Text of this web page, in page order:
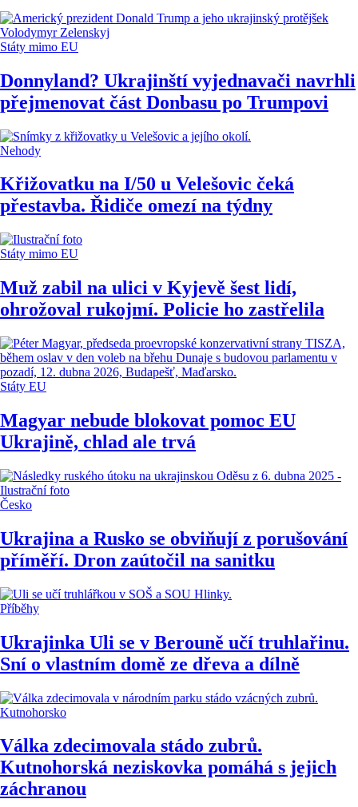
Státy mimo EU
Donnyland? Ukrajinští vyjednavači navrhli
přejmenovat část Donbasu po Trumpovi
Nehody
Křižovatku na I/50 u Velešovic čeká
přestavba. Řidiče omezí na týdny
Státy mimo EU
Muž zabil na ulici v Kyjevě šest lidí,
ohrožoval rukojmí. Policie ho zastřelila
Státy EU
Magyar nebude blokovat pomoc EU
Ukrajině, chlad ale trvá
Česko
Ukrajina a Rusko se obviňují z porušování
příměří. Dron zaútočil na sanitku
Příběhy
Ukrajinka Uli se v Berouně učí truhlařinu.
Sní o vlastním domě ze dřeva a dílně
Kutnohorsko
Válka zdecimovala stádo zubrů.
Kutnohorská neziskovka pomáhá s jejich
záchranou